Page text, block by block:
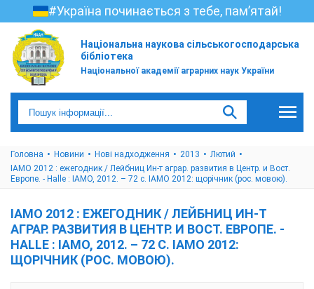
#Україна починається з тебе, пам’ятай!
Національна наукова сільськогосподарська
бібліотека
Національної академії аграрних наук України
Головна Новини Нові надходження 2013
Лютий
IAMO 2012 : ежегодник / Лейбниц Ин-т аграр. развития в Центр. и Вост.
Европе. - Halle : IAMO, 2012. – 72 с. IAMO 2012: щорічник (рос. мовою).
IAMO 2012 : ЕЖЕГОДНИК / ЛЕЙБНИЦ ИН-Т
АГРАР. РАЗВИТИЯ В ЦЕНТР. И ВОСТ. ЕВРОПЕ. -
HALLE : IAMO, 2012. – 72 С. IAMO 2012:
ЩОРІЧНИК (РОС. МОВОЮ).